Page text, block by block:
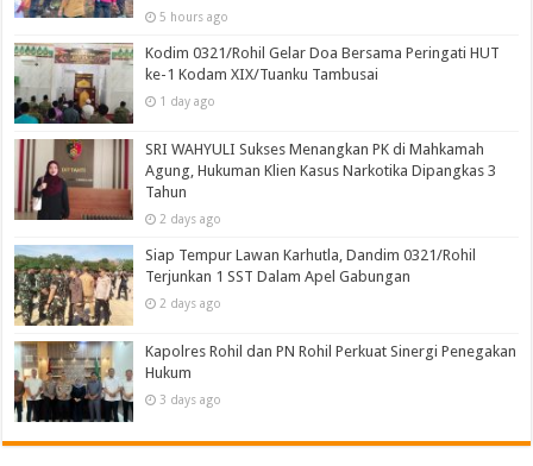
5 hours ago
Kodim 0321/Rohil Gelar Doa Bersama Peringati HUT
ke-1 Kodam XIX/Tuanku Tambusai
1 day ago
SRI WAHYULI Sukses Menangkan PK di Mahkamah
Agung, Hukuman Klien Kasus Narkotika Dipangkas 3
Tahun
2 days ago
Siap Tempur Lawan Karhutla, Dandim 0321/Rohil
Terjunkan 1 SST Dalam Apel Gabungan
2 days ago
Kapolres Rohil dan PN Rohil Perkuat Sinergi Penegakan
Hukum
3 days ago